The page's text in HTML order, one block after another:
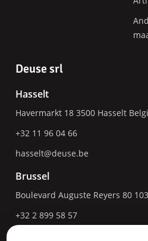
Deuse srl
Hasselt
Havermarkt 18 3500 Hasselt
+32 11 96 04 66
hasselt@deuse.be
Brussel
Boulevard Auguste Reyers 80
+32 2 899 58 57